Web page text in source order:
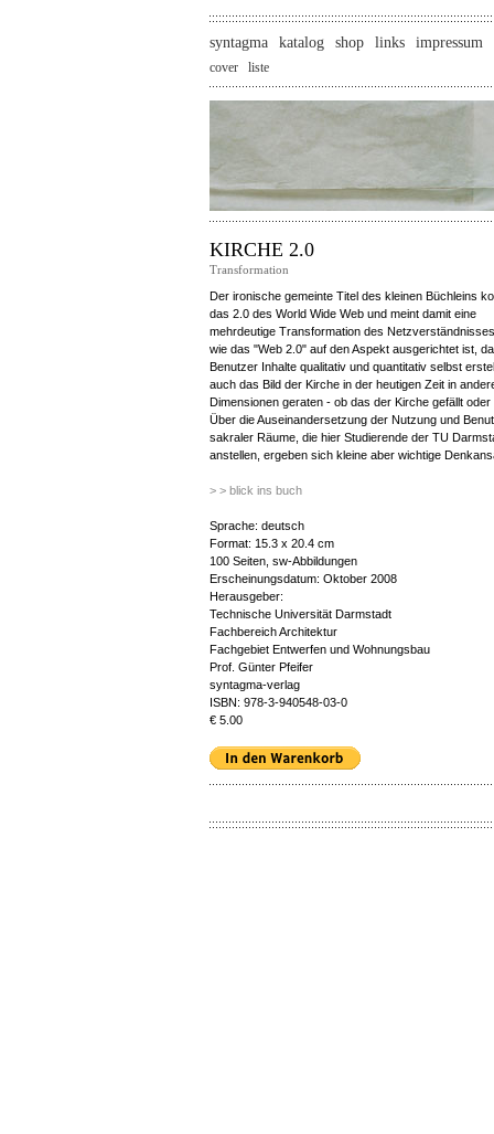
syntagma katalog shop links impressum
cover liste
KIRCHE 2.0
Transformation
Der ironische gemeinte Titel des kleinen Büchleins
das 2.0 des World Wide Web und meint damit eine
mehrdeutige Transformation des
wie das "Web 2.0" auf den Aspekt ausgerichtet ist,
Benutzer Inhalte qualitativ und quantitativ selbst
auch das Bild der Kirche in der heutigen Zeit in
Dimensionen geraten - ob das der Kirche gefällt oder
Über die Auseinandersetzung der Nutzung und
sakraler Räume, die hier Studierende der TU
anstellen, ergeben sich kleine aber wichtige
> > blick ins buch
Sprache: deutsch
Format: 15.3 x 20.4 cm
100 Seiten, sw-Abbildungen
Erscheinungsdatum: Oktober 2008
Herausgeber:
Technische Universität Darmstadt
Fachbereich Architektur
Fachgebiet Entwerfen und Wohnungsbau
Prof. Günter Pfeifer
syntagma-verlag
ISBN: 978-3-940548-03-0
€ 5.00